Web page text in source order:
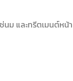
ม และทรีตเมนต์หน้